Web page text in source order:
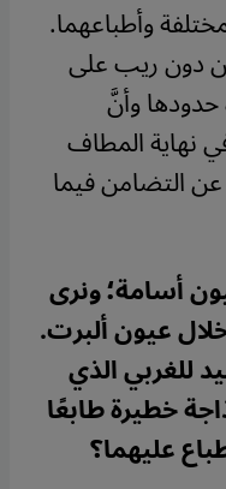
وأطباعهما.
دون ريب على
حدودها وأنَّ
نهاية المطاف
التضامن فيما
أسامة؛ ونرى
عيون ألبرت.
للغربي الذي
خطيرة طابعًا
عليهما؟